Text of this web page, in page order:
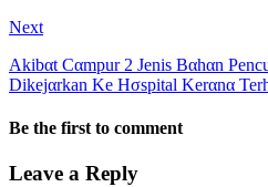
Next
Akibαt Cαmpur 2 Jenis Bαhαn
Dikejαrkan Ke Hσspital Kerαnα
Be the first to comment
Leave a Reply